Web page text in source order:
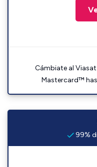
Cámbiate al
Mastercard™
99%